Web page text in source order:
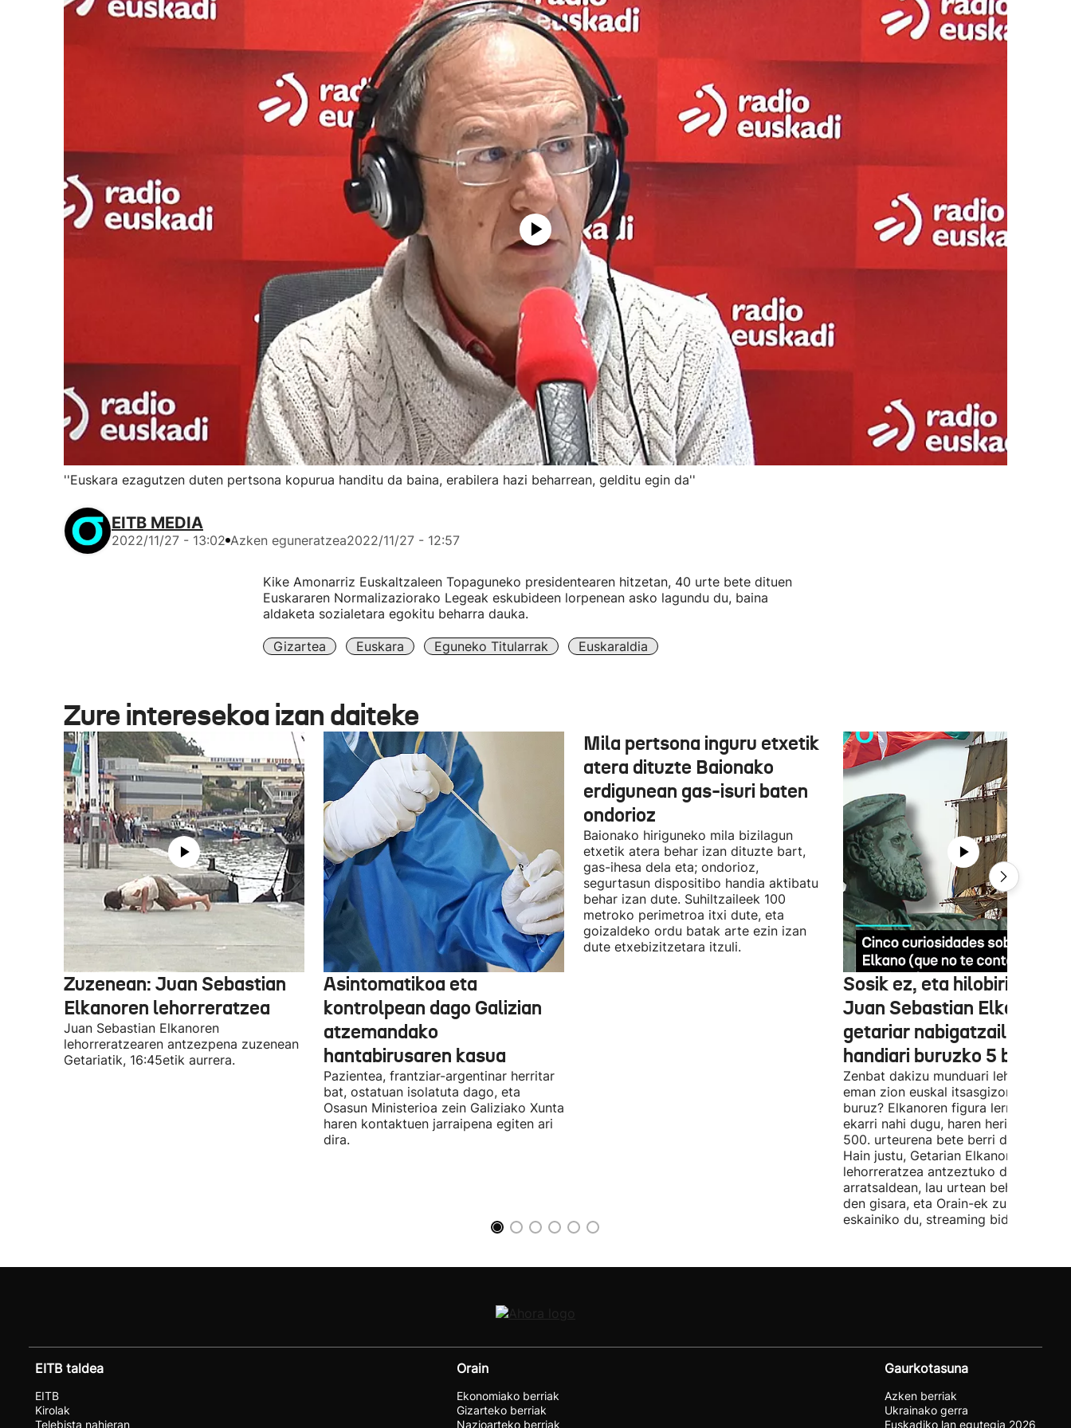
''Euskara ezagutzen duten pertsona kopurua handitu da baina, erabilera hazi beharrean, gelditu egin da''
EITB MEDIA
2022/11/27 - 13:02 Azken eguneratzea2022/11/27 - 12:57
Kike Amonarriz Euskaltzaleen Topaguneko presidentearen hitzetan, 40 urte bete dituen
Euskararen Normalizaziorako Legeak eskubideen lorpenean asko lagundu du, baina
aldaketa sozialetara egokitu beharra dauka.
Gizartea Euskara Eguneko Titularrak Euskaraldia
Zure interesekoa izan daiteke
Zuzenean: Juan Sebastian
Elkanoren lehorreratzea
Juan Sebastian Elkanoren
lehorreratzearen antzezpena zuzenean
Getariatik, 16:45etik aurrera.
Asintomatikoa eta
kontrolpean dago Galizian
atzemandako
hantabirusaren kasua
Pazientea, frantziar-argentinar herritar
bat, ostatuan isolatuta dago, eta
Osasun Ministerioa zein Galiziako Xunta
haren kontaktuen jarraipena egiten ari
dira.
Mila pertsona inguru etxetik
atera dituzte Baionako
erdigunean gas-isuri baten
ondorioz
Baionako hiriguneko mila bizilagun
etxetik atera behar izan dituzte bart,
gas-ihesa dela eta; ondorioz,
segurtasun dispositibo handia aktibatu
behar izan dute. Suhiltzaileek 100
metroko perimetroa itxi dute, eta
goizaldeko ordu batak arte ezin izan
dute etxebizitzetara itzuli.
Sosik ez, eta hilobirik ere
Juan Sebastian Elkano
getariar nabigatzaile
handiari buruzko 5
Zenbat dakizu munduari lehen bira
eman zion euskal itsasgizon handi
buruz? Elkanoren figura
ekarri nahi dugu, haren heriotzaren
500. urteurena bete berri den
Hain justu, Getarian Elkanoren
lehorreratzea antzeztuko dute gaur
arratsaldean, lau urtean behin egiten
den gisara, eta Orain-ek zuzenean
eskainiko du, streaming bidez.
EITB taldea
EITB
Kirolak
Telebista nahieran
Orain
Ekonomiako berriak
Gizarteko berriak
Nazioarteko berriak
Gaurkotasuna
Azken berriak
Ukrainako gerra
Euskadiko lan egutegia 2026